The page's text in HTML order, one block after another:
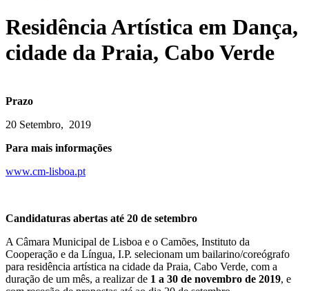
Residência Artística em Dança,
cidade da Praia, Cabo Verde
Prazo
20 Setembro, 2019
Para mais informações
www.cm-lisboa.pt
Candidaturas abertas até 20 de setembro
A Câmara Municipal de Lisboa e o Camões, Instituto da
Cooperação e da Língua, I.P. selecionam um bailarino/coreógrafo
para residência artística na cidade da Praia, Cabo Verde, com a
duração de um mês, a realizar de 1 a 30 de novembro de 2019, e